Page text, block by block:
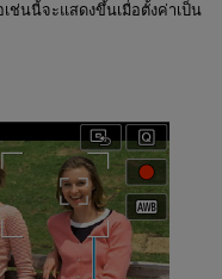
ช่นนี้จะแสดงขึ้นเมื่อตั้งค่าเป็น